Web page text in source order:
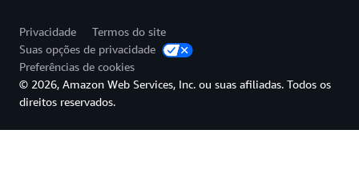
Privacidade
Termos do site
Suas opções de privacidade
Preferências de cookies
© 2026, Amazon Web Services, Inc. ou suas afiliadas. Todos os
direitos reservados.